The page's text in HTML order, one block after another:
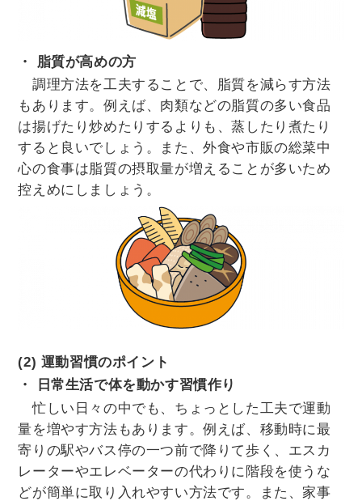
・ 脂質が高めの方
調理方法を工夫することで、脂質を減らす方法
もあります。例えば、肉類などの脂質の多い食品
は揚げたり炒めたりするよりも、蒸したり煮たり
すると良いでしょう。また、外食や市販の総菜中
心の食事は脂質の摂取量が増えることが多いため
控えめにしましょう。
(2) 運動習慣のポイント
・ 日常生活で体を動かす習慣作り
忙しい日々の中でも、ちょっとした工夫で運動
量を増やす方法もあります。例えば、移動時に最
寄りの駅やバス停の一つ前で降りて歩く、エスカ
レーターやエレベーターの代わりに階段を使うな
どが簡単に取り入れやすい方法です。また、家事